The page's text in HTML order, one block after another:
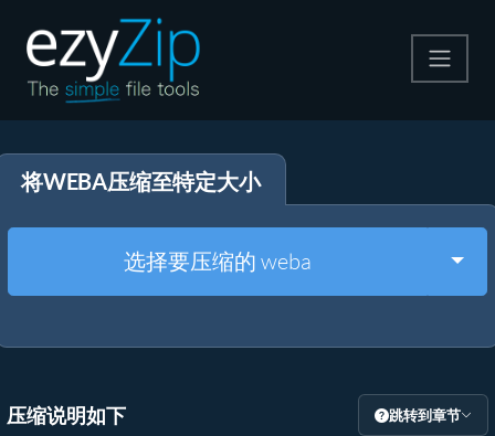
解压
其他工具
将WEBA压缩至特定大小
选择要压缩的 weba
压缩说明如下 跳转到章节